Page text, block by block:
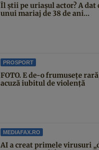
Îl știi pe uriașul actor? A dat
unui mariaj de 38 de ani...
PROSPORT
FOTO. E de-o frumusețe
acuză iubitul de violență
MEDIAFAX.RO
AI a creat primele virusuri